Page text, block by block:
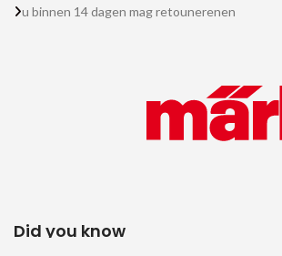
u binnen 14 dagen mag retounerenen
Did you know